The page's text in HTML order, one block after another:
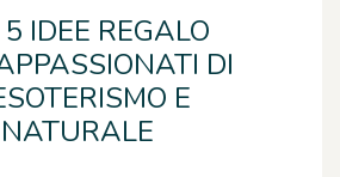
IDEE REGALO
DI
E